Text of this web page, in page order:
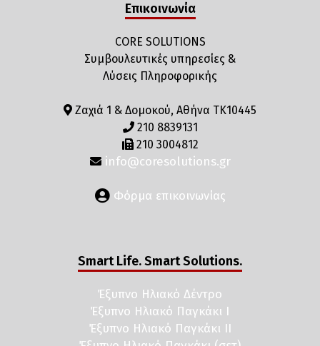
Επικοινωνία
CORE SOLUTIONS
Συμβουλευτικές υπηρεσίες &
Λύσεις Πληροφορικής
Ζαχιά 1 & Δομοκού, Αθήνα ΤΚ10445
210 8839131
210 3004812
info@coresolutions.gr
Φόρμα επικοινωνίας
Smart Life. Smart Solutions.
Έξυπνο Ηλιακό Δέντρο
Έξυπνο Ηλιακό Παγκάκι I
Έξυπνο Ηλιακό Παγκάκι II